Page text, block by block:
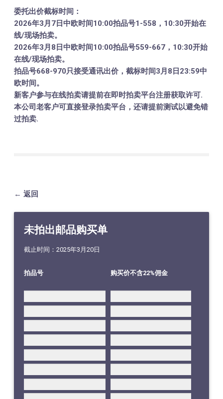
委托出价截标时间：
2026年3月7日中欧时间10:00拍品号1-558，10:30开始在
线/现场拍卖。
2026年3月8日中欧时间10:00拍品号559-667，10:30开始
在线/现场拍卖。
拍品号668-970只接受通讯出价，截标时间3月8日23:59中
欧时间。
新客户参与在线拍卖请提前在即时拍卖平台注册获取许可.
本公司老客户可直接登录拍卖平台，还请提前测试以避免错
过拍卖.
← 返回
未拍出邮品购买单
截止时间：2025年3月20日
拍品号 购买价不含22%佣金